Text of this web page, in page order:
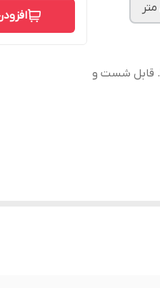
1. پارچه مخمل درجه یک 2. به صورت دور دوزی شده 3. قابل شست و